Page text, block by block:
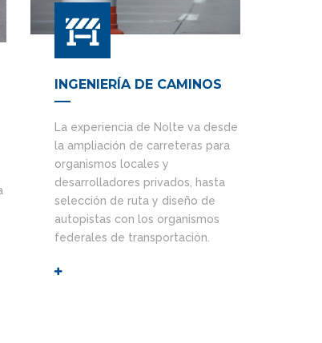
INGENIERÍA DE CAMINOS
La experiencia de Nolte va desde
la ampliación de carreteras para
organismos locales y
desarrolladores privados, hasta
selección de ruta y diseño de
autopistas con los organismos
federales de transportación.